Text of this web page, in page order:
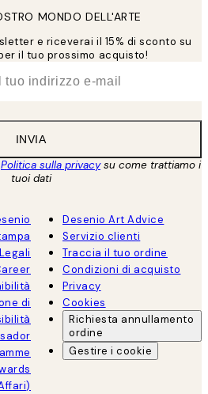
MONDO DELL'ARTE
e riceverai il 15% di sconto su
il tuo prossimo acquisto!
INVIA
Politica sulla privacysu come trattiamo i
tuoi dati
di
Desenio Art Advice
Servizio clienti
Traccia il tuo ordine
Condizioni di acquisto
Privacy
Cookies
Richiesta annullamento
ordine
Gestire i cookie